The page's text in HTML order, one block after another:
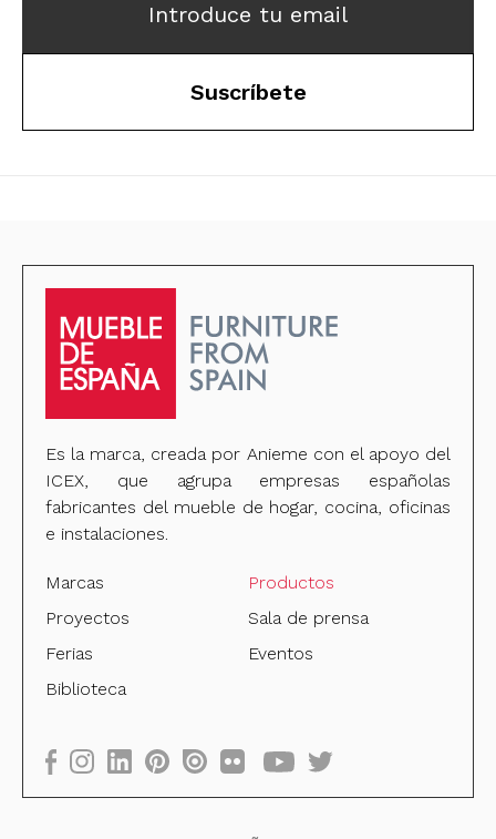
Introduce tu email
Suscríbete
Es la marca, creada por Anieme con el apoyo del
ICEX, que agrupa empresas españolas
fabricantes del mueble de hogar, cocina, oficinas
e instalaciones.
Marcas
Productos
Proyectos
Sala de prensa
Ferias
Eventos
Biblioteca